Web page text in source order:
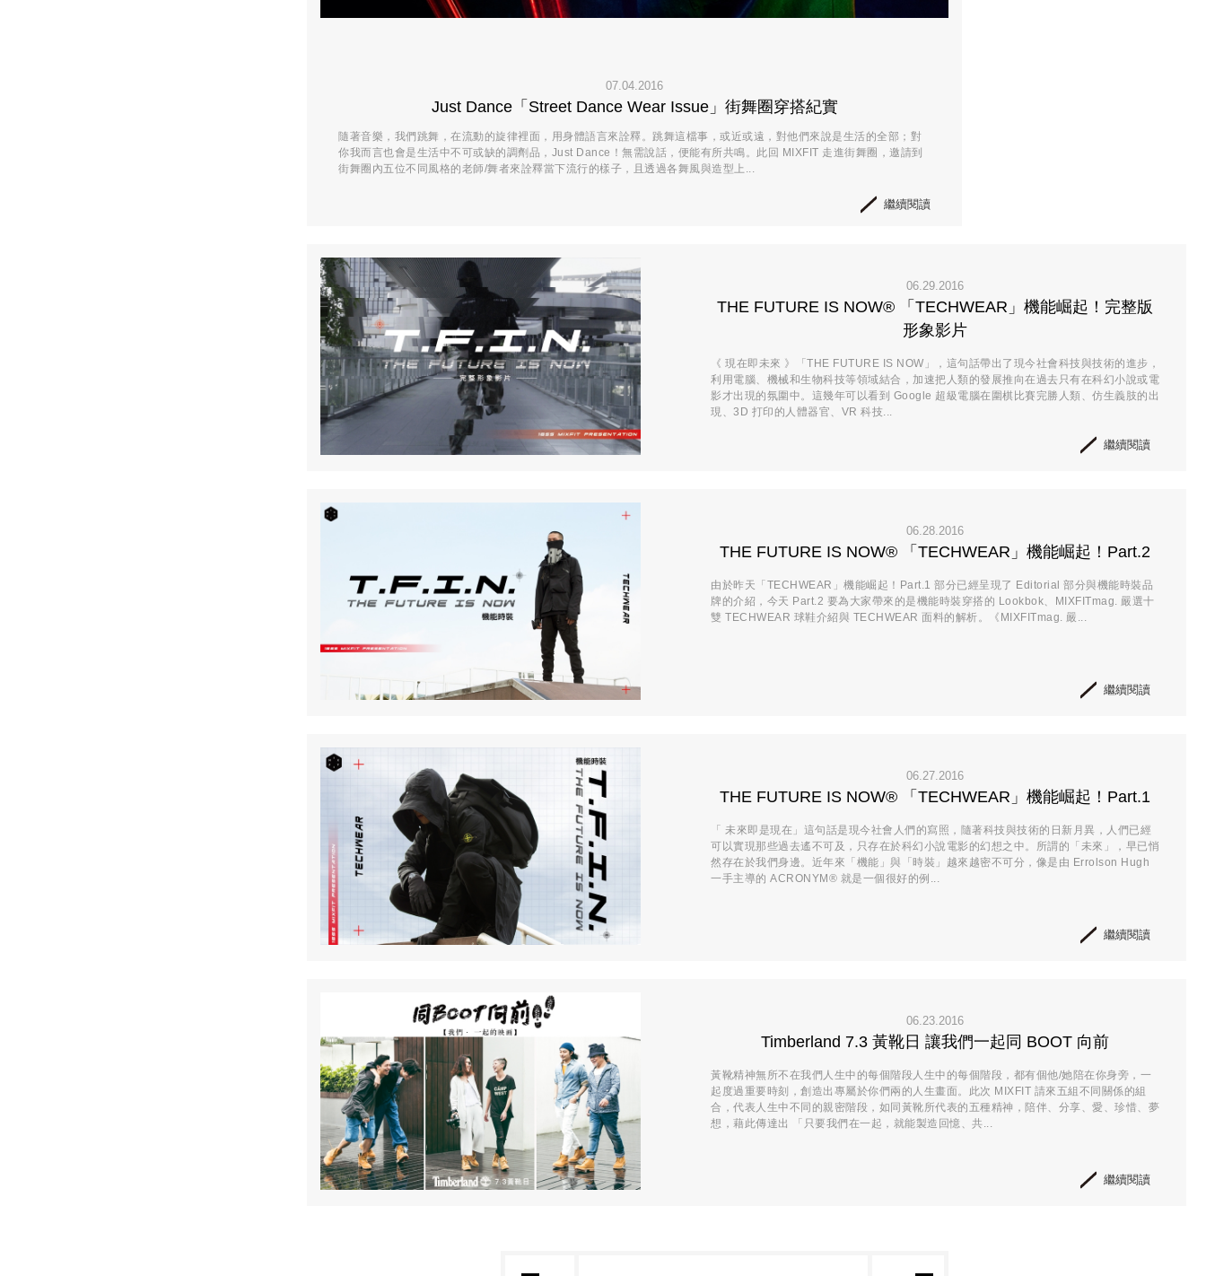
07.04.2016
Just Dance「Street Dance Wear Issue」街舞圈穿搭紀實
隨著音樂，我們跳舞，在流動的旋律裡面，用身體語言來詮釋。跳舞這檔事，或近或遠，對他們來說是生活的全部；對
你我而言也會是生活中不可或缺的調劑品，Just Dance！無需說話，便能有所共鳴。此回 MIXFIT 走進街舞圈，邀請到
街舞圈內五位不同風格的老師/舞者來詮釋當下流行的樣子，且透過各舞風與造型上...
繼續閱讀
06.29.2016
THE FUTURE IS NOW® 「TECHWEAR」機能崛起！完整版
形象影片
《 現在即未來 》「THE FUTURE IS NOW」，這句話帶出了現今社會科技與技術的進步，
利用電腦、機械和生物科技等領域結合，加速把人類的發展推向在過去只有在科幻小說或電
影才出現的氛圍中。這幾年可以看到 Google 超級電腦在圍棋比賽完勝人類、仿生義肢的出
現、3D 打印的人體器官、VR 科技...
繼續閱讀
06.28.2016
THE FUTURE IS NOW® 「TECHWEAR」機能崛起！Part.2
由於昨天「TECHWEAR」機能崛起！Part.1 部分已經呈現了 Editorial 部分與機能時裝品
牌的介紹，今天 Part.2 要為大家帶來的是機能時裝穿搭的 Lookbok、MIXFITmag. 嚴選十
雙 TECHWEAR 球鞋介紹與 TECHWEAR 面料的解析。《MIXFITmag. 嚴...
繼續閱讀
06.27.2016
THE FUTURE IS NOW® 「TECHWEAR」機能崛起！Part.1
「 未來即是現在」這句話是現今社會人們的寫照，隨著科技與技術的日新月異，人們已經
可以實現那些過去遙不可及，只存在於科幻小說電影的幻想之中。所謂的「未來」，早已悄
然存在於我們身邊。近年來「機能」與「時裝」越來越密不可分，像是由 Errolson Hugh
一手主導的 ACRONYM® 就是一個很好的例...
繼續閱讀
06.23.2016
Timberland 7.3 黃靴日 讓我們一起同 BOOT 向前
黃靴精神無所不在我們人生中的每個階段人生中的每個階段，都有個他/她陪在你身旁，一
起度過重要時刻，創造出專屬於你們兩的人生畫面。此次 MIXFIT 請來五組不同關係的組
合，代表人生中不同的親密階段，如同黃靴所代表的五種精神，陪伴、分享、愛、珍惜、夢
想，藉此傳達出 「只要我們在一起，就能製造回憶、共...
繼續閱讀